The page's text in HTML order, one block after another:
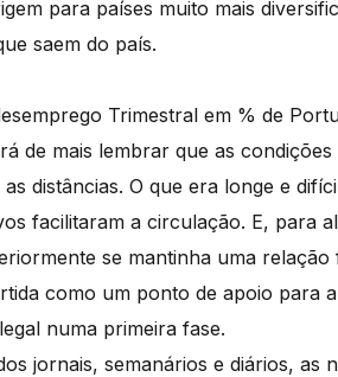
para países muito mais
saem do país.
Trimestral em % de
de mais lembrar que as
distâncias. O que era longe e
facilitaram a circulação. E, para
se mantinha uma
como um ponto de apoio para
numa primeira fase.
jornais, semanários e diários, as